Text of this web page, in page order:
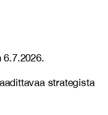
strategista